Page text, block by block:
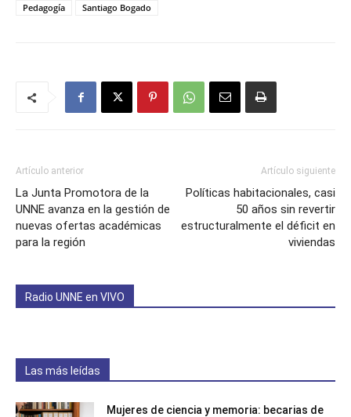
Pedagogía
Santiago Bogado
Artículo anterior
La Junta Promotora de la
UNNE avanza en la gestión de
nuevas ofertas académicas
para la región
Artículo siguiente
Políticas habitacionales, casi
50 años sin revertir
estructuralmente el déficit en
viviendas
Radio UNNE en VIVO
Las más leídas
Mujeres de ciencia y memoria: becarias de